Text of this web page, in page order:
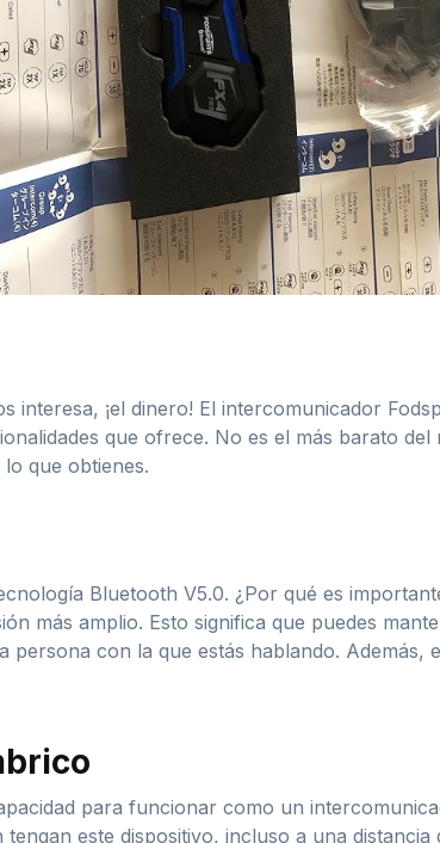
interesa, ¡el dinero! El intercomunicador
que ofrece. No es el más barato
que obtienes.
Bluetooth V5.0. ¿Por qué es
más amplio. Esto significa que puedes
persona con la que estás hablando. Además,
para funcionar como un
este dispositivo, incluso a una distancia